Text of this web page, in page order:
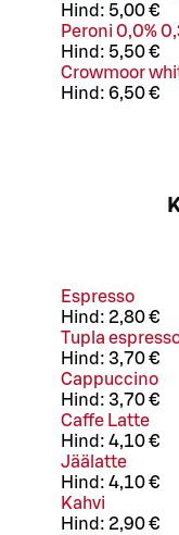
Hind: 5,00 €
Peroni 0,0%
Hind: 5,50 €
Crowmoor
Hind: 6,50 €
Espresso
Hind: 2,80 €
Tupla
Hind: 3,70 €
Cappuccino
Hind: 3,70 €
Caffe Latte
Hind: 4,10 €
Jäälatte
Hind: 4,10 €
Kahvi
Hind: 2,90 €